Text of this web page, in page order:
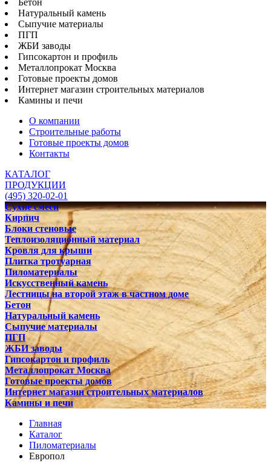
Бетон
Натуральный камень
Сыпучие материалы
ПГП
ЖБИ заводы
Гипсокартон и профиль
Металлопрокат Москва
Готовые проекты домов
Интернет магазин строительных материалов
Камины и печи
О компании
Строительные работы
Готовые проекты домов
Контакты
КАТАЛОГ
ПРОДУКЦИИ
(495) 320-02-01
Сухие смеси
Кирпич
Блоки стеновые
Теплоизоляционный материал
Кровля для крыши
Плитка тротуарная
Пиломатериалы
Искусственный камень
Лестницы на второй этаж в частном доме
Бетон
Натуральный камень
Сыпучие материалы
ПГП
ЖБИ заводы
Гипсокартон и профиль
Металлопрокат Москва
Готовые проекты домов
Интернет магазин строительных материалов
Камины и печи
Главная
Каталог
Пиломатериалы
Европол